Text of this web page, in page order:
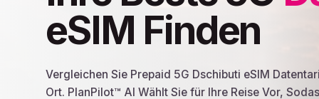
eSIM Finden
Vergleichen Sie Prepaid 5G Dschibuti eSIM
Ort. PlanPilot™ AI Wählt Sie für Ihre Reise Vor,